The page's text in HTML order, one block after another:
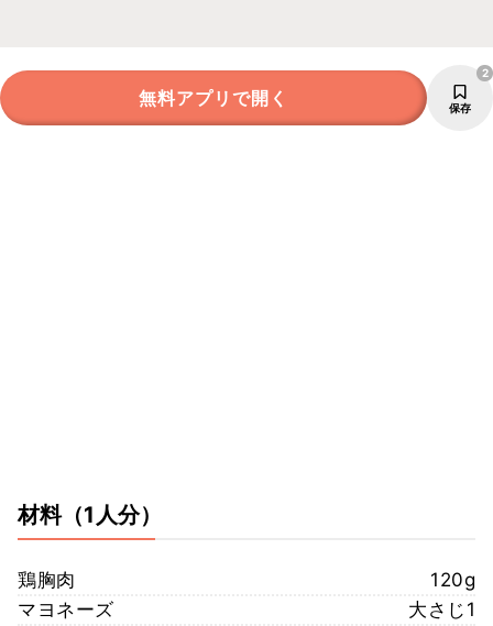
無料アプリで開く 保存
2
材料（1人分）
鶏胸肉
120g
マヨネーズ
大さじ1